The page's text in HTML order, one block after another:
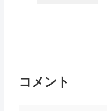
コメント